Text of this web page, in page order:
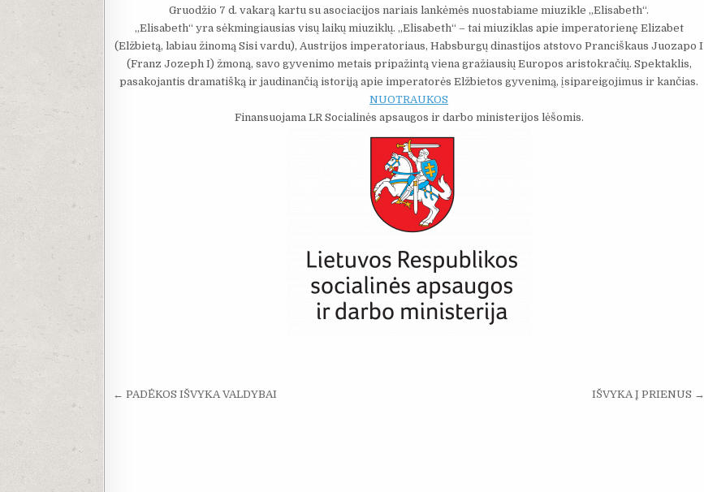
Gruodžio 7 d. vakarą kartu su asociacijos nariais lankėmės nuostabiame miuzikle „Elisabeth“.
„Elisabeth“ yra sėkmingiausias visų laikų miuziklų. ,,Elisabeth“ – tai miuziklas apie imperatorienę Elizabet
(Elžbietą, labiau žinomą Sisi vardu), Austrijos imperatoriaus, Habsburgų dinastijos atstovo Pranciškaus Juozapo I
(Franz Jozeph I) žmoną, savo gyvenimo metais pripažintą viena gražiausių Europos aristokračių. Spektaklis,
pasakojantis dramatišką ir jaudinančią istoriją apie imperatorės Elžbietos gyvenimą, įsipareigojimus ir kančias.
NUOTRAUKOS
Finansuojama LR Socialinės apsaugos ir darbo ministerijos lėšomis.
Navigacija tarp įrašų IŠVYKA Į PRIENUS →
← PADĖKOS IŠVYKA VALDYBAI